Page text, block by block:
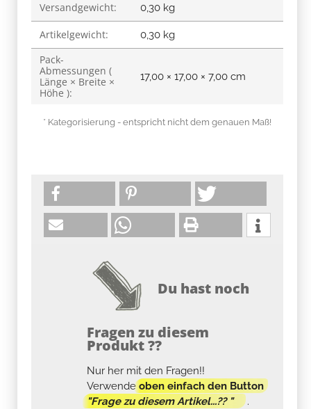
Versandgewicht: 0,30 kg
Artikelgewicht: 0,30 kg
Pack-
Abmessungen (
Länge × Breite ×
Höhe ):
17,00 × 17,00 × 7,00 cm
* Kategorisierung - entspricht nicht dem genauen Maß!
Du hast noch
Fragen zu diesem
Produkt ??
Nur her mit den Fragen!!
Verwendeoben einfach den Button
"Frage zu diesem Artikel...?? "
.